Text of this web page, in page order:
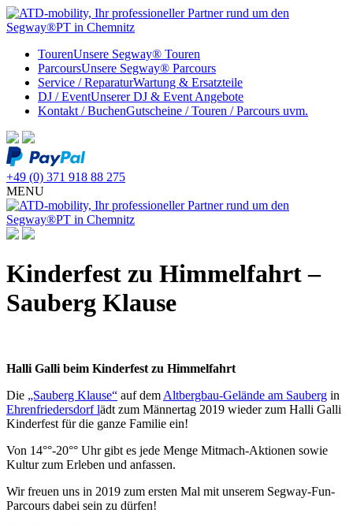
TourenUnsere Segway® Touren
ParcoursUnsere Segway® Parcours
Service / ReparaturWartung & Ersatzteile
DJ / EventUnserer DJ & Event Angebote
Kontakt / BuchenGutscheine / Touren / Parcours uvm.
+49 (0) 371 918 88 275
MENU
Kinderfest zu Himmelfahrt –
Sauberg Klause
Halli Galli beim Kinderfest zu Himmelfahrt
Die „Sauberg Klause“ auf dem Altbergbau-Gelände am Sauberg in
Ehrenfriedersdorf lädt zum Männertag 2019 wieder zum Halli Galli
Kinderfest für die ganze Familie ein!
Von 14°°-20°° Uhr gibt es jede Menge Mitmach-Aktionen sowie
Kultur zum Erleben und anfassen.
Wir freuen uns in 2019 zum ersten Mal mit unserem Segway-Fun-
Parcours dabei sein zu dürfen!